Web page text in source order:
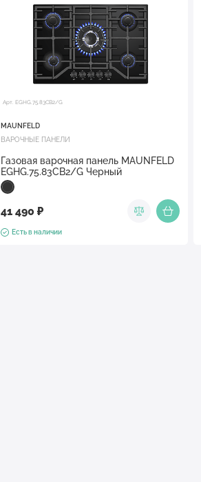
Арт. EGHG.75.83CB2/G
MAUNFELD
ВАРОЧНЫЕ ПАНЕЛИ
Газовая варочная панель MAUNFELD
EGHG.75.83CB2/G Черный
41 490 ₽
Есть в наличии